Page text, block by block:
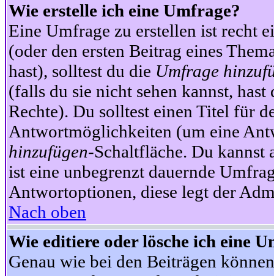
Wie erstelle ich eine Umfrage?
Eine Umfrage zu erstellen ist recht
(oder den ersten Beitrag eines
hast), solltest du die Umfrage
(falls du sie nicht sehen kannst,
Rechte). Du solltest einen Titel für
Antwortmöglichkeiten (um eine
hinzufügen-Schaltfläche. Du
ist eine unbegrenzt dauernde
Antwortoptionen, diese legt der
Nach oben
Wie editiere oder lösche ich eine
Genau wie bei den Beiträgen